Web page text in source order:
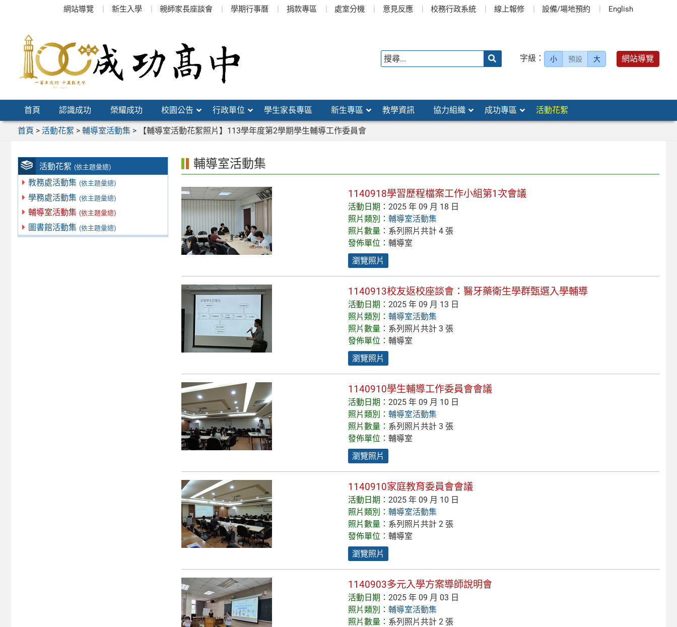
網站導覽 新生入學 親師家長座談會 學期行事曆 捐款專區 處室分機 意見反應 校務行政系統 線上報修 設備/場地預約 English
字級： 小 預設 大 網站導覽
首頁 認識成功 榮耀成功 校園公告 行政單位 學生家長專區 新生專區 教學資訊 協力組織 成功專區 活動花絮
首頁 > 活動花絮 > 輔導室活動集> 【輔導室活動花絮照片】113學年度第2學期學生輔導工作委員會
活動花絮 (依主題彙總)
教務處活動集 (依主題彙總)
學務處活動集 (依主題彙總)
輔導室活動集 (依主題彙總)
圖書館活動集 (依主題彙總)
輔導室活動集
1140918學習歷程檔案工作小組第1次會議
活動日期：2025 年 09 月 18 日
照片類別：輔導室活動集
照片數量： 系列照片共計 4 張
發佈單位：輔導室
瀏覽照片
1140913校友返校座談會：醫牙藥衛生學群甄選入學輔導
活動日期：2025 年 09 月 13 日
照片類別：輔導室活動集
照片數量： 系列照片共計 3 張
發佈單位：輔導室
瀏覽照片
1140910學生輔導工作委員會會議
活動日期：2025 年 09 月 10 日
照片類別：輔導室活動集
照片數量： 系列照片共計 3 張
發佈單位：輔導室
瀏覽照片
1140910家庭教育委員會會議
活動日期：2025 年 09 月 10 日
照片類別：輔導室活動集
照片數量： 系列照片共計 2 張
發佈單位：輔導室
瀏覽照片
1140903多元入學方案導師說明會
活動日期：2025 年 09 月 03 日
照片類別：輔導室活動集
照片數量： 系列照片共計 2 張